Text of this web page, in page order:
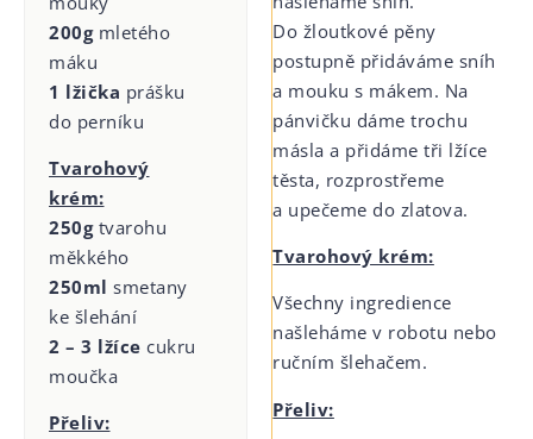
200gmletého
máku
1 lžička prášku
do perníku
Tvarohový
krém:
250gtvarohu
měkkého
250ml smetany
ke šlehání
2 – 3 lžíce cukru
moučka
Přeliv:
Do žloutkové pěny
postupně přidáváme sníh
a mouku s mákem. Na
pánvičku dáme trochu
másla a přidáme tři lžíce
těsta, rozprostřeme
a upečeme do zlatova.
Tvarohový krém:
Všechny ingredience
našleháme v robotu nebo
ručním šlehačem.
Přeliv: